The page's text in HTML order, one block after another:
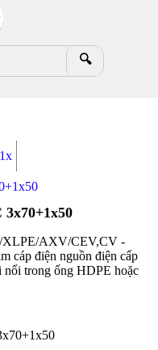
🔍
XLPE/AXV/CEV,CV -
cáp điện nguồn điện cấp
trong ống HDPE hoặc